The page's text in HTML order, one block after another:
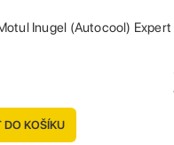
Inugel (Autocool) Expert
DO KOŠÍKU